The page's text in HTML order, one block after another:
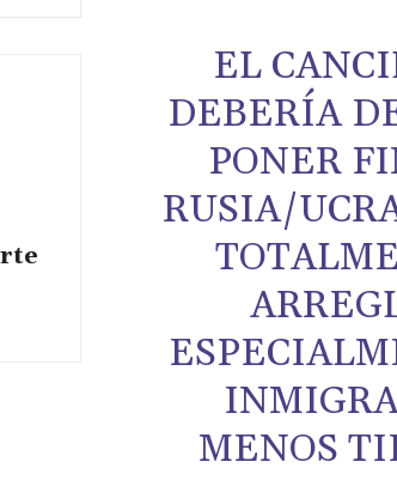
EL
DEBERÍA
PONER
RUSIA/
MENOS